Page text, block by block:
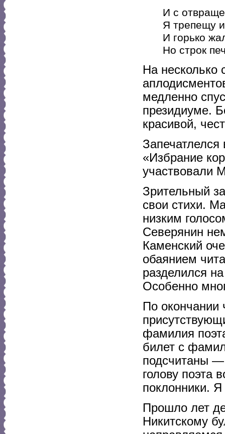
И с
Я трепещу
И горько
Но строк
На несколько
медленно
президиуме.
красивой,
«Избрание
участвовали
Зрительный
свои стихи.
низким
Северянин
Каменский
обаянием
разделился
Особенно
По окончании
фамилия
билет с
подсчитаны —
голову поэта
поклонники.
Прошло лет
Никитскому